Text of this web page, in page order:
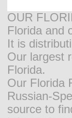
OUR
Florida and
It is
Our largest
Florida.
Our Florida
Russian-
source to